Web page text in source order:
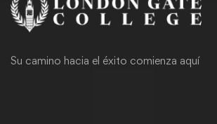
Su camino hacia el éxito comienza aquí